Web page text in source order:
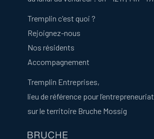
Tremplin c'est quoi ?
Rejoignez-nous
Nos résidents
Accompagnement
Tremplin Entreprises,
lieu de référence pour l’entrepreneuriat
sur le territoire Bruche Mossig